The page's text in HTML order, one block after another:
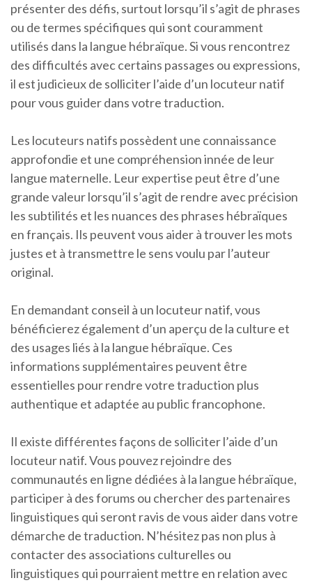
présenter des défis, surtout lorsqu’il s’agit de phrases
ou de termes spécifiques qui sont couramment
utilisés dans la langue hébraïque. Si vous rencontrez
des difficultés avec certains passages ou expressions,
il est judicieux de solliciter l’aide d’un locuteur natif
pour vous guider dans votre traduction.
Les locuteurs natifs possèdent une connaissance
approfondie et une compréhension innée de leur
langue maternelle. Leur expertise peut être d’une
grande valeur lorsqu’il s’agit de rendre avec précision
les subtilités et les nuances des phrases hébraïques
en français. Ils peuvent vous aider à trouver les mots
justes et à transmettre le sens voulu par l’auteur
original.
En demandant conseil à un locuteur natif, vous
bénéficierez également d’un aperçu de la culture et
des usages liés à la langue hébraïque. Ces
informations supplémentaires peuvent être
essentielles pour rendre votre traduction plus
authentique et adaptée au public francophone.
Il existe différentes façons de solliciter l’aide d’un
locuteur natif. Vous pouvez rejoindre des
communautés en ligne dédiées à la langue hébraïque,
participer à des forums ou chercher des partenaires
linguistiques qui seront ravis de vous aider dans votre
démarche de traduction. N’hésitez pas non plus à
contacter des associations culturelles ou
linguistiques qui pourraient mettre en relation avec